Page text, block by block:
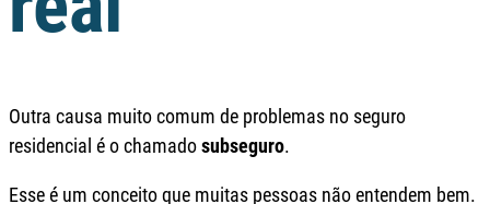
Outra causa muito comum de problemas no seguro
residencial é o chamadosubseguro.
Esse é um conceito que muitas pessoas não entendem bem.